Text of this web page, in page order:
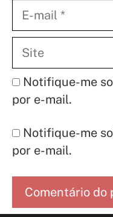
mail
Notifique-me
por e-mail.
Notifique-me
por e-mail.